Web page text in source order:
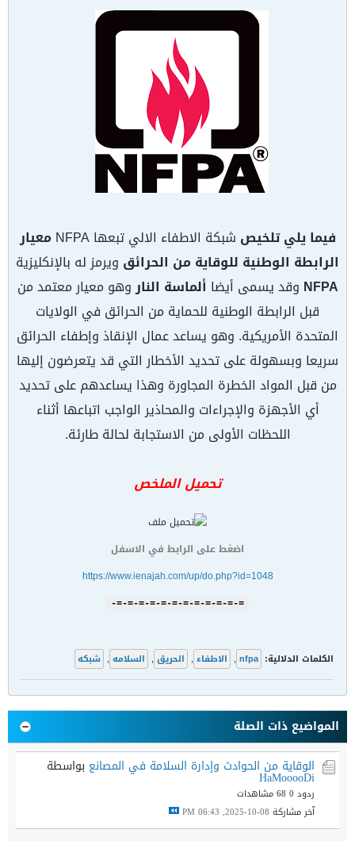
فيما يلي تلخيص شبكة الاطفاء الالي تبعها NFPA
معيار
الرابطة الوطنية للوقاية من الحرائق ويرمز له بالإنكليزية
NFPA وقد يسمى أيضا ألماسة الناروهو معيار معتمد من
قبل الرابطة الوطنية للحماية من الحرائق في الولايات
المتحدة الأمريكية. وهو يساعد عمال الإنقاذ وإطفاء الحرائق
سريعا وبسهولة على تحديد الأخطار التي قد يتعرضون إليها
من قبل المواد الخطرة المجاورة وهذا يساعدهم على تحديد
أي الأجهزة والإجراءات والمحاذير الواجب اتباعها أثناء
اللحظات الأولى من الاستجابة لحالة طارئة.
تحميل الملخص
اضغط على الرابط في الاسفل
https://www.ienajah.com/up/do.php?id=1048
=-=-=-=-=-=-=-=-=-=-=-=-
الكلمات الدلالية: nfpa
, الاطفاء , الحريق , السلامه , شبكه
المواضيع ذات الصلة
الوقاية من الحوادث وإدارة السلامة في المصانع بواسطة
HaMooooDi
ردود 0
68 مشاهدات
آخر مشاركة 08-10-2025, 06:43 PM